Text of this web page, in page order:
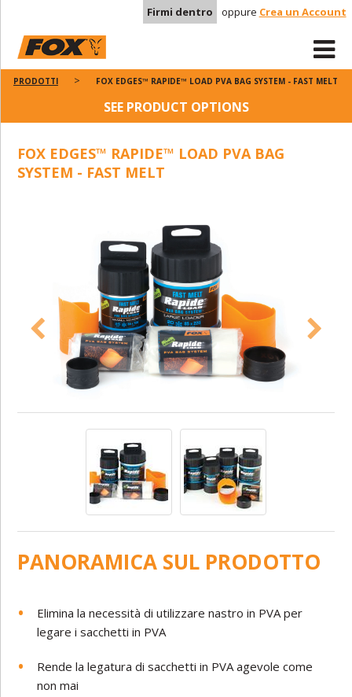
Firmi dentro oppure Crea un Account
PRODOTTI FOX EDGES™ RAPIDE™ LOAD PVA BAG SYSTEM - FAST MELT
SEE PRODUCT OPTIONS
FOX EDGES™ RAPIDE™ LOAD PVA BAG
SYSTEM - FAST MELT
PANORAMICA SUL PRODOTTO
Elimina la necessità di utilizzare nastro in PVA per
legare i sacchetti in PVA
Rende la legatura di sacchetti in PVA agevole come
non mai